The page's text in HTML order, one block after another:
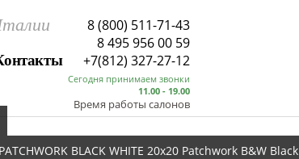
8 (800) 511-71-43
8 495 956 00 59
Сегодня принимаем звонки
11.00 - 19.00
Время работы салонов
+7(812) 327-27-12
BLACK WHITE 20x20 Patchwork B&W Black